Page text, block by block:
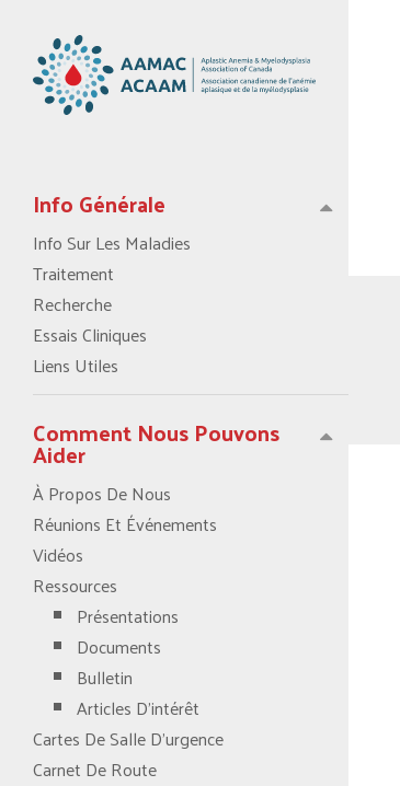
Info Générale
Info Sur Les Maladies
Traitement
Recherche
Essais Cliniques
Liens Utiles
Comment Nous Pouvons
Aider
À Propos De Nous
Réunions Et Événements
Vidéos
Ressources
Présentations
Documents
Bulletin
Articles D’intérêt
Cartes De Salle D’urgence
Carnet De Route